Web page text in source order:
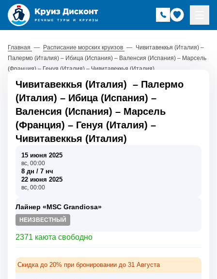
Главная — Расписание морских круизов — Чивитавеккья (Италия) –
Палермо (Италия) – Ибица (Испания) – Валенсия (Испания) – Марсель
(Франция) – Генуя (Италия) – Чивитавеккья (Италия)
Чивитавеккья (Италия) – Палермо
(Италия) – Ибица (Испания) –
Валенсия (Испания) – Марсель
(Франция) – Генуя (Италия) –
Чивитавеккья (Италия)
15 июня 2025
вс, 00:00
8 дн / 7 нч
22 июня 2025
вс, 00:00
Лайнер «MSC Grandiosa»
НЕИЗВЕСТНЫЙ
2371 каюта свободно
Скидка до 20% при бронировании до 31 Августа